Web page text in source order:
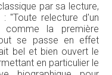
par sa lecture,
"Toute relecture d'un
comme la première
se passe en effet
bel et bien ouvert le
en particulier le